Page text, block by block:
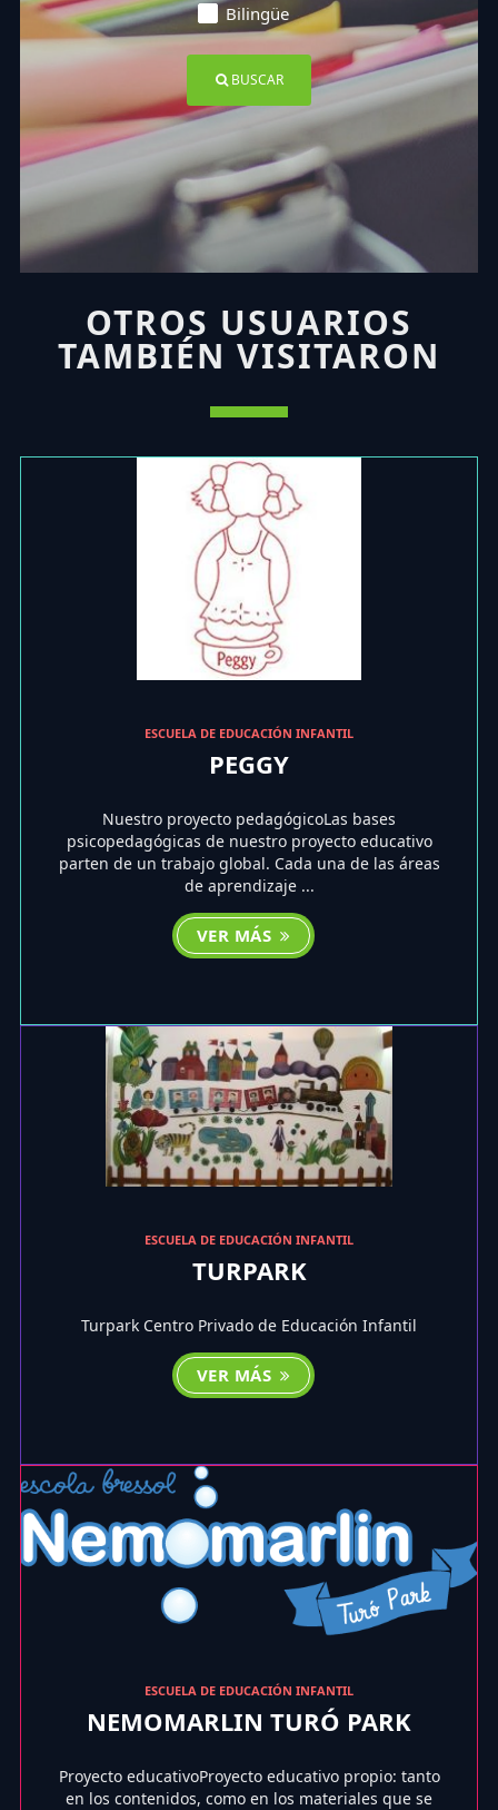
Bilingüe
BUSCAR
OTROS USUARIOS
TAMBIÉN VISITARON
ESCUELA DE EDUCACIÓN INFANTIL
PEGGY
Nuestro proyecto pedagógicoLas bases
psicopedagógicas de nuestro proyecto educativo
parten de un trabajo global. Cada una de las áreas
de aprendizaje ...
VER MÁS
ESCUELA DE EDUCACIÓN INFANTIL
TURPARK
Turpark Centro Privado de Educación Infantil
VER MÁS
ESCUELA DE EDUCACIÓN INFANTIL
NEMOMARLIN TURÓ PARK
Proyecto educativoProyecto educativo propio: tanto
en los contenidos, como en los materiales que se